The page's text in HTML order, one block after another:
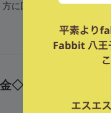
方に回数券がおすすめで
◇